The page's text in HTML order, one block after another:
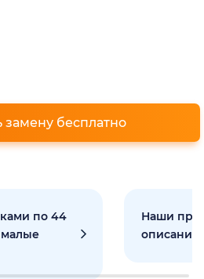
замену бесплатно
по 44
малые
Наши